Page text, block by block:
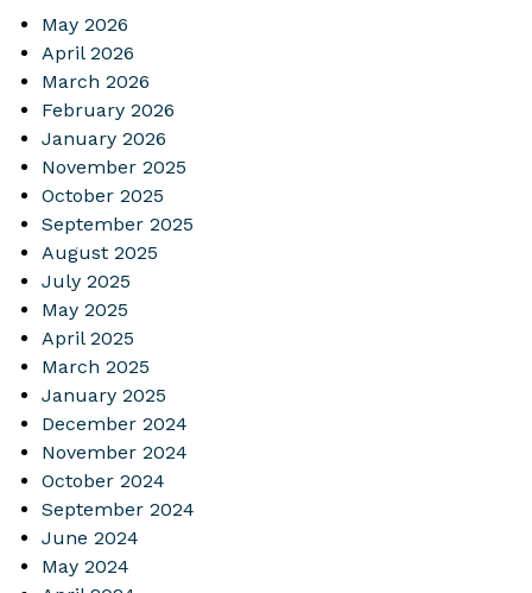
May 2026
April 2026
March 2026
February 2026
January 2026
November 2025
October 2025
September 2025
August 2025
July 2025
May 2025
April 2025
March 2025
January 2025
December 2024
November 2024
October 2024
September 2024
June 2024
May 2024